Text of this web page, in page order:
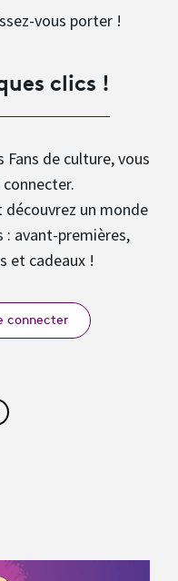
vous porter !
clics !
de culture, vous
un monde
: avant-premières,
et cadeaux !
connecter
cet article sur
cet article sur